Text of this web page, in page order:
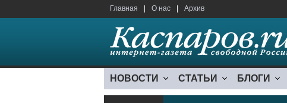
Главная О нас Архив
НОВОСТИ СТАТЬИ БЛОГИ